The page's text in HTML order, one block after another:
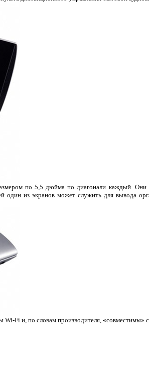
по 5,5 дюйма по диагонали каждый. Они
из экранов может служить для вывода
Fi и, по словам производителя, «совместимы»